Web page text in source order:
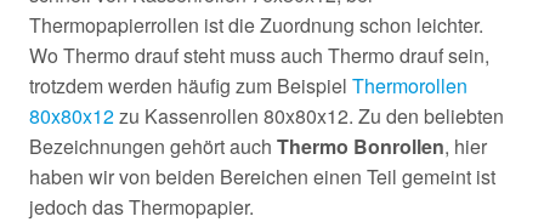
Thermopapierrollen ist die Zuordnung schon leichter.
Wo Thermo drauf steht muss auch Thermo drauf sein,
trotzdem werden häufig zum Beispiel Thermorollen
80x80x12zu Kassenrollen 80x80x12. Zu den beliebten
Bezeichnungen gehört auch Thermo Bonrollen, hier
haben wir von beiden Bereichen einen Teil gemeint ist
jedoch das Thermopapier.